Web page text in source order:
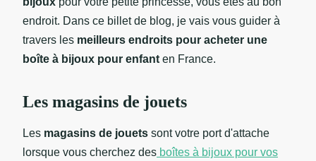
endroit. Dans ce billet de blog, je vais vous guider à
travers les meilleurs endroits pour acheter une
boîte à bijoux pour enfant en France.
Les magasins de jouets
Les magasins de jouets sont votre port d'attache
lorsque vous cherchez des boîtes à bijoux pour vos